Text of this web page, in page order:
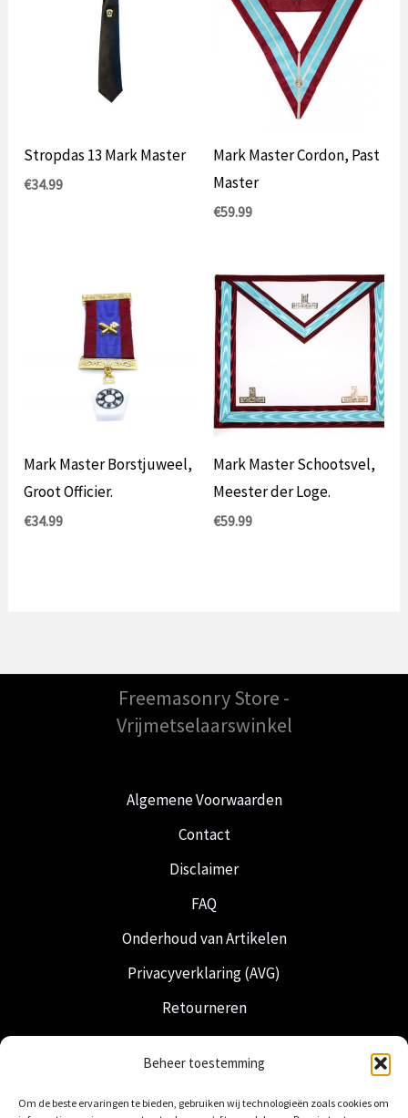
Beheer toestemming
Om de beste ervaringen te bieden, gebruiken wij technologieën zoals cookies om
Stropdas 13 Mark Master
€34.99
Mark Master Cordon, Past
Master
€59.99
Mark Master Borstjuweel,
Groot Officier.
€34.99
Mark Master Schootsvel,
Meester der Loge.
€59.99
Freemasonry Store -
Vrijmetselaarswinkel
Algemene Voorwaarden
Contact
Disclaimer
FAQ
Onderhoud van Artikelen
Privacyverklaring (AVG)
Retourneren
Verzending & Levering
Nederlandse Regalia